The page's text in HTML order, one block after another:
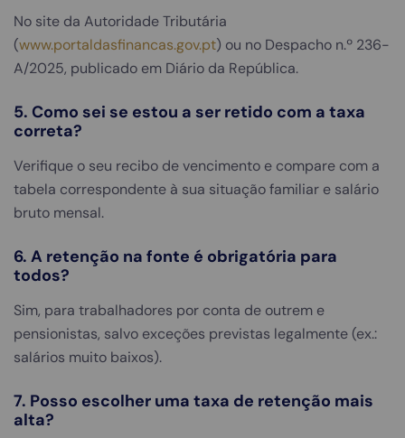
No site da Autoridade Tributária
(www.portaldasfinancas.gov.pt) ou no Despacho n.º 236-
A/2025, publicado em Diário da República.
5. Como sei se estou a ser retido com a taxa
correta?
Verifique o seu recibo de vencimento e compare com a
tabela correspondente à sua situação familiar e salário
bruto mensal.
6. A retenção na fonte é obrigatória para
todos?
Sim, para trabalhadores por conta de outrem e
pensionistas, salvo exceções previstas legalmente (ex.:
salários muito baixos).
7. Posso escolher uma taxa de retenção mais
alta?